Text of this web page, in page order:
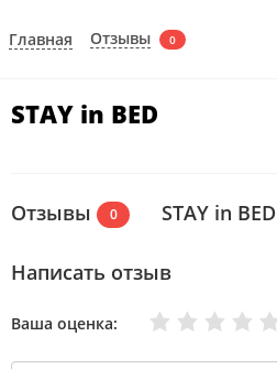
Главная Отзывы 0
STAY in BED
Отзывы 0 STAY in BED
Написать отзыв
Ваша оценка: Отлично
Хорошо
Нормально
Плохо
Очень плохо